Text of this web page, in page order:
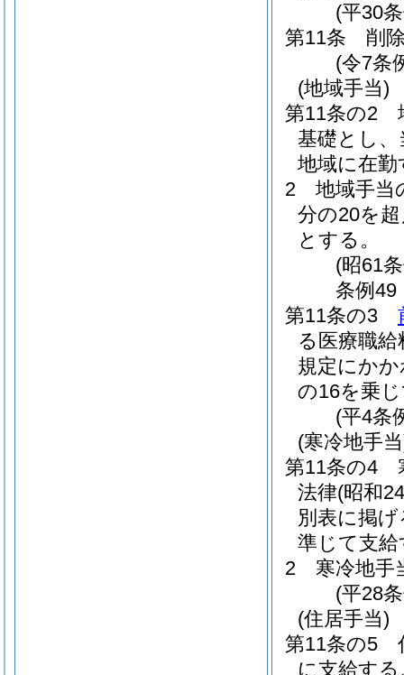
(平30
第11条
削
(令7条
(地域手当)
第11条の2
基礎とし
地域に在
2
地域手当
分の20を
とする。
(昭61
条例49
第11条の3
る医療職
規定にか
の16を乗
(平4条
(寒冷地手
第11条の4
法律(昭和
別表に掲
準じて支
2
寒冷地手
(平28
(住居手当)
第11条の5
に支給する